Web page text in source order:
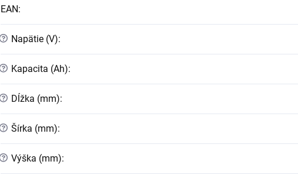
EAN:
? Napätie (V):
? Kapacita (Ah):
? Dĺžka (mm):
? Šírka (mm):
? Výška (mm):